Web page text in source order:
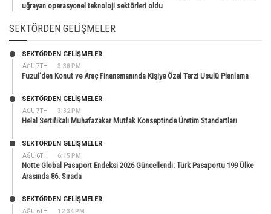
uğrayan operasyonel teknoloji sektörleri oldu
SEKTÖRDEN GELIŞMELER
AĞU 7TH 3:38 PM
SEKTÖRDEN GELIŞMELER
Fuzul’den Konut ve Araç Finansmanında Kişiye Özel Terzi Usulü Planlama
AĞU 7TH 3:32 PM
SEKTÖRDEN GELIŞMELER
Helal Sertifikalı Muhafazakar Mutfak Konseptinde Üretim Standartları
AĞU 6TH 6:15 PM
SEKTÖRDEN GELIŞMELER
Notte Global Pasaport Endeksi 2026 Güncellendi: Türk Pasaportu 199 Ülke
Arasında 86. Sırada
AĞU 6TH 12:34 PM
SEKTÖRDEN GELIŞMELER